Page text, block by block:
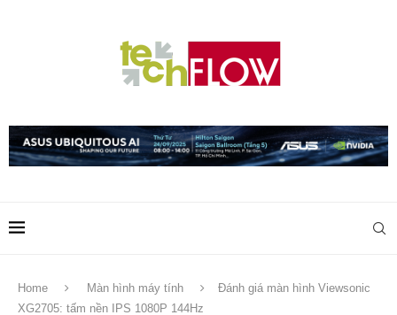
Home Màn hình máy tính
Đánh giá màn hình Viewsonic
XG2705: tấm nền IPS 1080P 144Hz